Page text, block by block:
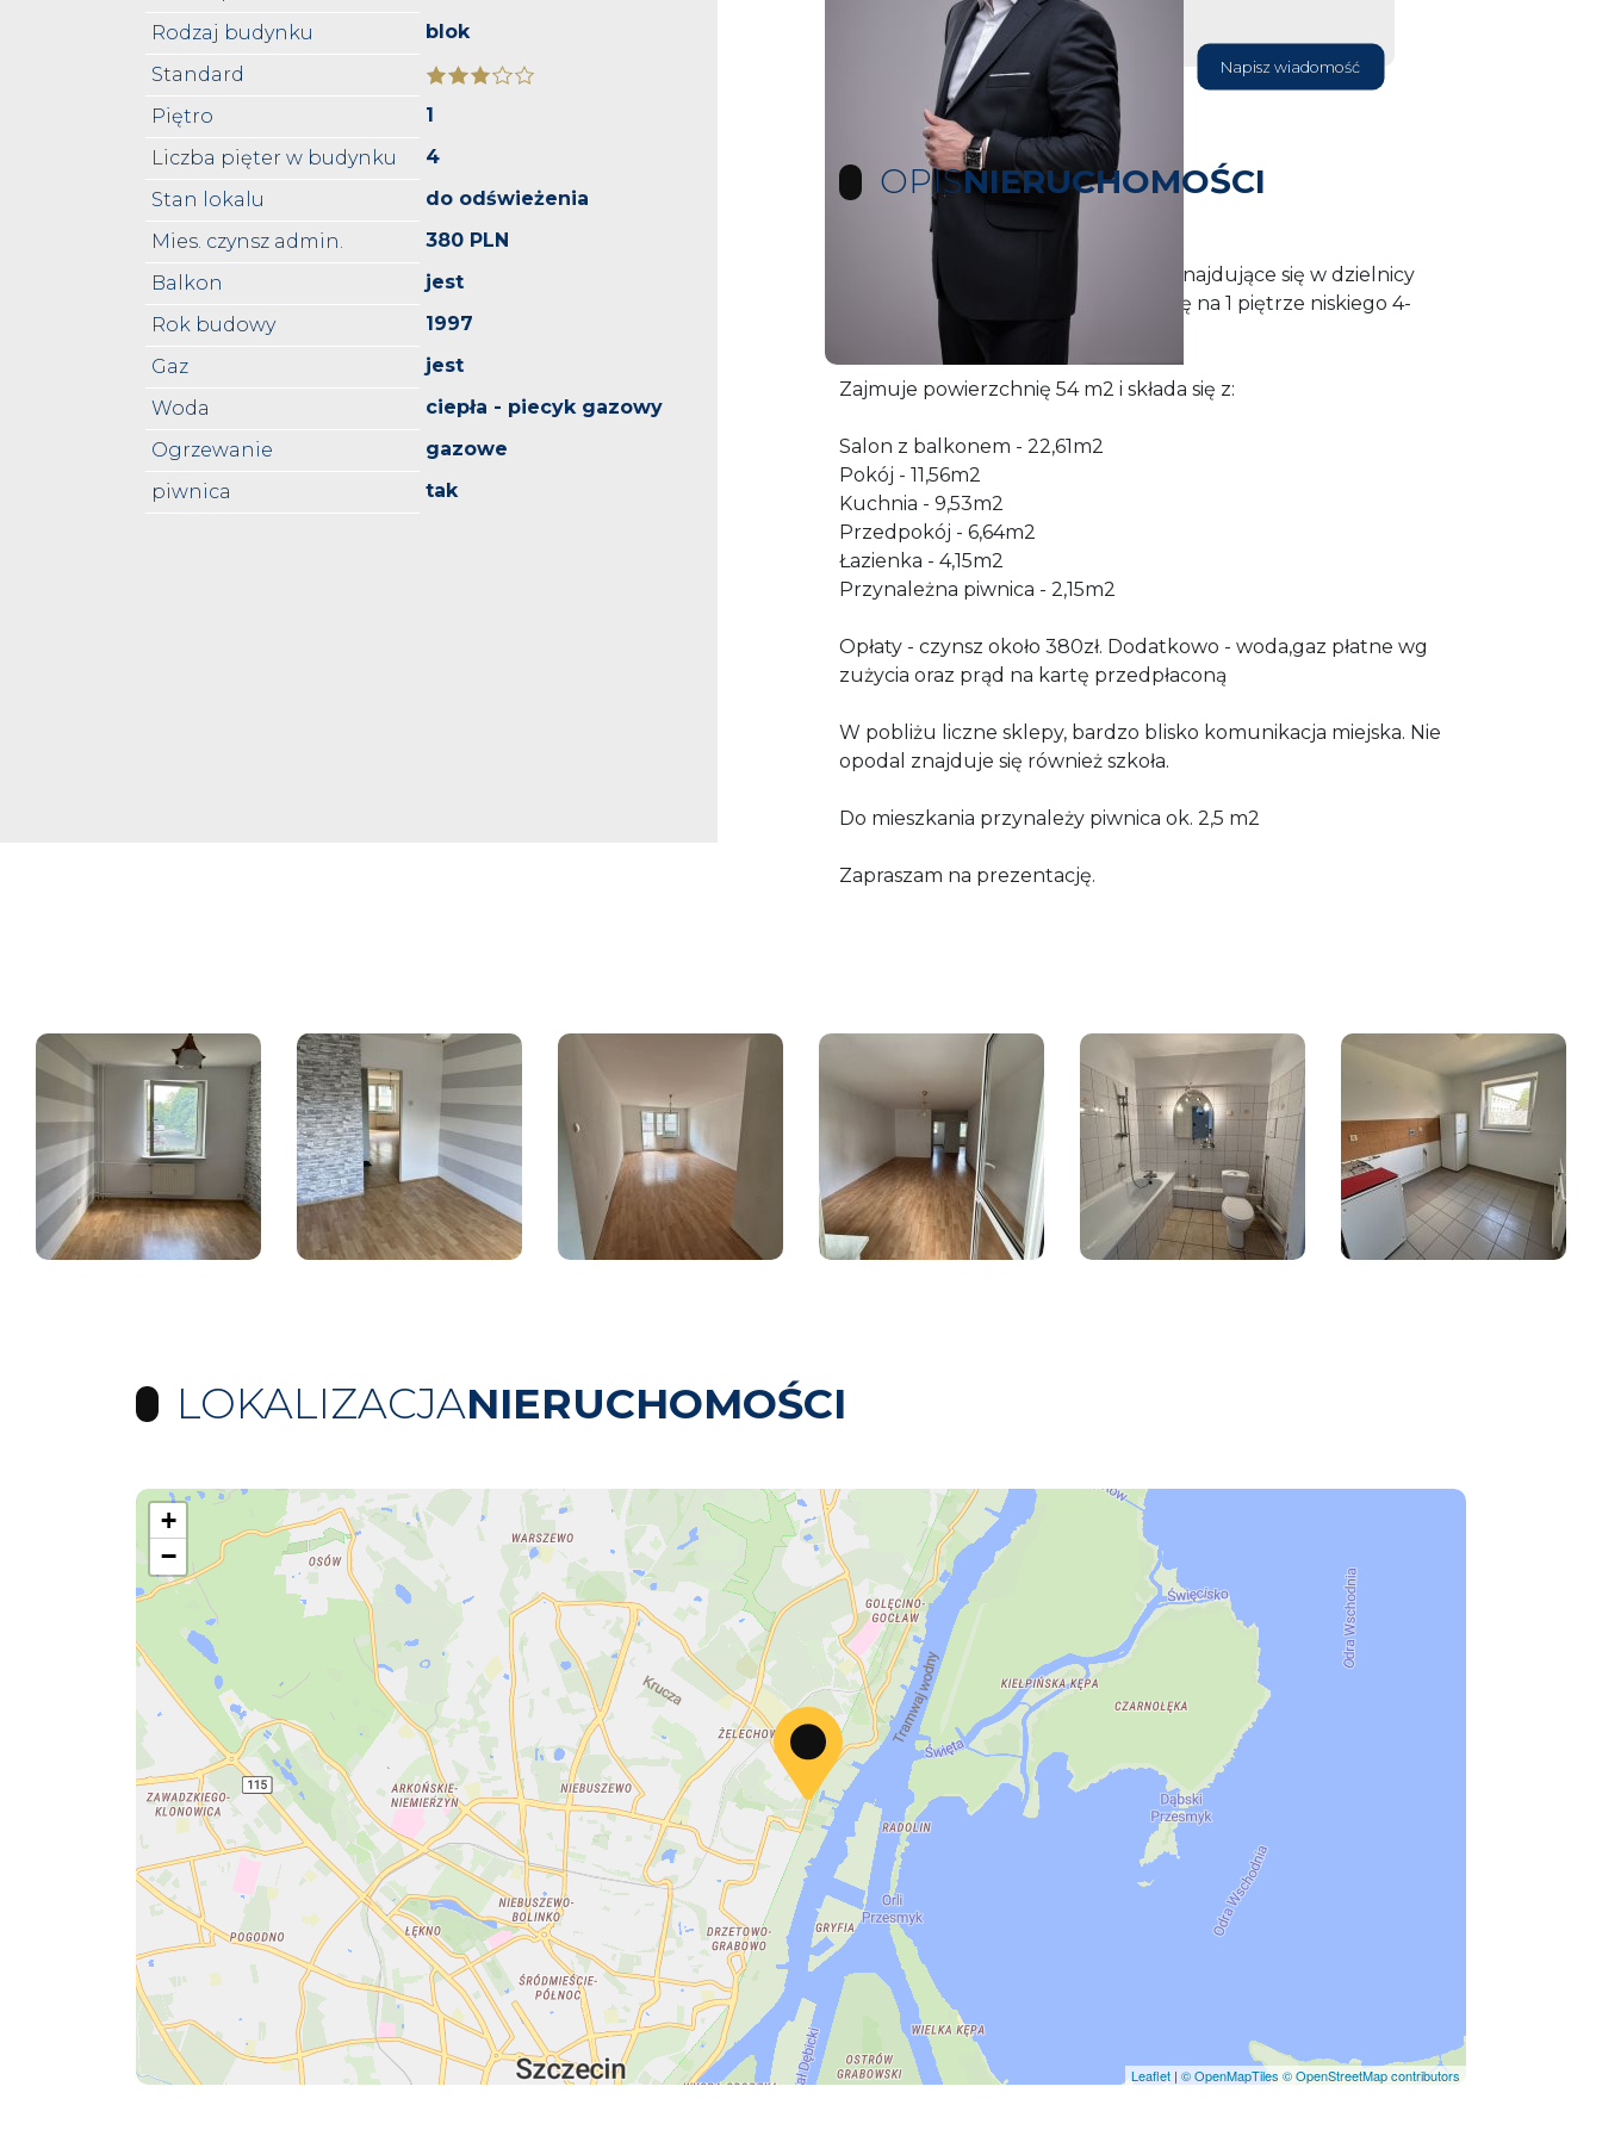
Rodzaj budynku
blok
Standard
Piętro
1
Liczba pięter w budynku
4
Stan lokalu
do odświeżenia
Mies. czynsz admin.
380 PLN
Balkon
jest
Rok budowy
1997
Gaz
jest
Woda
ciepła - piecyk gazowy
Ogrzewanie
gazowe
piwnica
tak
Napisz wiadomość
OPISNIERUCHOMOŚCI
Na sprzedaż słoneczne mieszkanie znajdujące się w dzielnicy
Żelechowa w Szczecinie. Znajduje się na 1 piętrze niskiego 4-
piętrowego bloku.
Zajmuje powierzchnię 54 m2 i składa się z:
Salon z balkonem - 22,61m2
Pokój - 11,56m2
Kuchnia - 9,53m2
Przedpokój - 6,64m2
Łazienka - 4,15m2
Przynależna piwnica - 2,15m2
Opłaty - czynsz około 380zł. Dodatkowo - woda,gaz płatne wg
zużycia oraz prąd na kartę przedpłaconą
W pobliżu liczne sklepy, bardzo blisko komunikacja miejska. Nie
opodal znajduje się również szkoła.
Do mieszkania przynależy piwnica ok. 2,5 m2
Zapraszam na prezentację.
LOKALIZACJANIERUCHOMOŚCI
+
−
Leaflet | © OpenMapTiles © OpenStreetMap contributors